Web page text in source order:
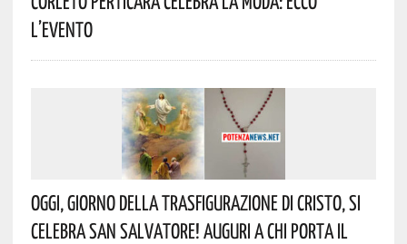
L’evento
Oggi, Giorno Della Trasfigurazione Di Cristo, Si
Celebra San Salvatore! Auguri A Chi Porta Il